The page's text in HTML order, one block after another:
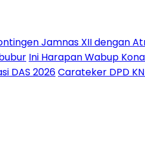
Jamnas XII dengan
Ini Harapan Wabup
DAS 2026Carateker DPD